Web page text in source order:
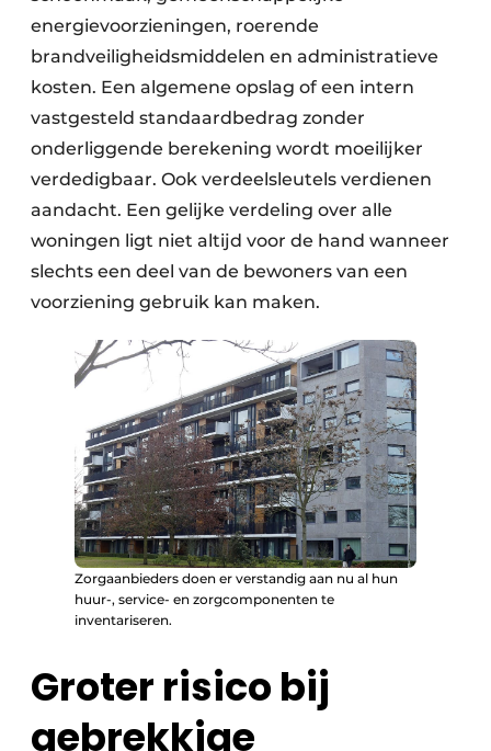
energievoorzieningen, roerende
brandveiligheidsmiddelen en administratieve
kosten. Een algemene opslag of een intern
vastgesteld standaardbedrag zonder
onderliggende berekening wordt moeilijker
verdedigbaar. Ook verdeelsleutels verdienen
aandacht. Een gelijke verdeling over alle
woningen ligt niet altijd voor de hand wanneer
slechts een deel van de bewoners van een
voorziening gebruik kan maken.
Zorgaanbieders doen er verstandig aan nu al hun
huur-, service- en zorgcomponenten te
inventariseren.
Groter risico bij
gebrekkige